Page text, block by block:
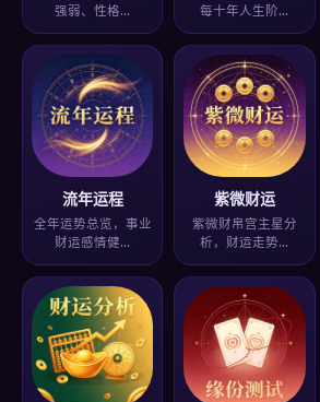
强弱、性格…
每十年人生阶…
流年运程
全年运势总览，事业
财运感情健…
紫微财运
紫微财帛宫主星分
析，财运走势…